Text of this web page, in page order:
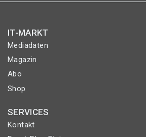
IT-MARKT
Mediadaten
Magazin
Abo
Shop
SERVICES
Kontakt